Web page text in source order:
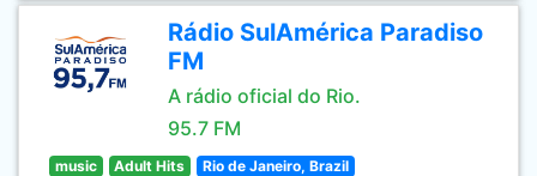
Rádio SulAmérica Paradiso
FM
A rádio oficial do Rio.
95.7 FM
music Adult Hits Rio de Janeiro, Brazil